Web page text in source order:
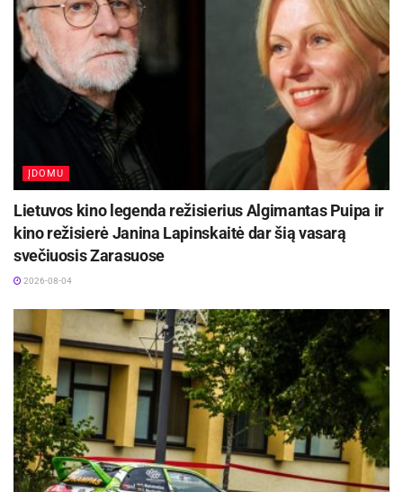
ĮDOMU
Lietuvos kino legenda režisierius Algimantas Puipa ir
kino režisierė Janina Lapinskaitė dar šią vasarą
svečiuosis Zarasuose
2026-08-04